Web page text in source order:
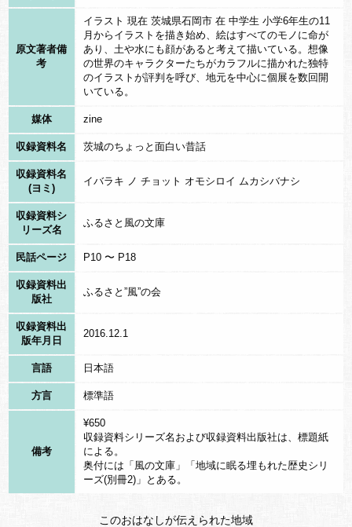
望」の登場です。
太公望は周の武王を補佐していた軍師で、妲己を妖怪と見破っ
た太公望が「照魔鏡」をかざすと妲己は九尾の狐の姿を現し、雷
雲が天をかけめぐり、飛び去ろうとしました。逃さじとばかり、
太公望が投げた宝剣が体に当たり、九尾狐の体は三つに割れて死
んだといいます。
（その二）華陽（かよう）（インド）
しかしこれで、この妖怪は滅びていなかったのです。次は天竺
（インド）に登場します。中国の九尾の狐が滅んだ700年後のこ
とです。
インドの耶竭陀（まがだ）国に華陽という絶世の美女にこの妖
怪は変身して登場しました。ここでも九尾の狐が変身した華陽と
いう美女に魅せられた王子は九尾の狐に操られて100人もの人民
を惨殺してしまいました。これを救ったのが名医の耆婆（きば）
です。正体を見破り霊験あらたかな杖を使って華陽の体を打つ
と、九尾の狐は正体をあらわして北の空へ飛んで逃げていきまし
た。
（その三）褒似（ほうじ）（中国）
次は再び中国です。周の武王が国を治めて12代目の幽王の婦
人となった「褒似（ほうじ）」がこの九尾の狐といわれていま
す。この褒似は美人だがなかなか笑わない。しかしそれまでに一
度だけ笑ったことがありました。それは敵が侵入してきた時に合
原文著者備
考
イラスト 現在 茨城県石岡市 在 中学生 小学6年生の11
月からイラストを描き始め、絵はすべてのモノに命が
あり、土や水にも顔があると考えて描いている。想像
の世界のキャラクターたちがカラフルに描かれた独特
のイラストが評判を呼び、地元を中心に個展を数回開
いている。
媒体 zine
収録資料名 茨城のちょっと面白い昔話
収録資料名
(ヨミ)
イバラキ ノ チョット オモシロイ ムカシバナシ
収録資料シ
リーズ名
ふるさと風の文庫
民話ページ P10 〜 P18
収録資料出
版社
ふるさと”風”の会
収録資料出
版年月日
2016.12.1
言語 日本語
方言 標準語
備考
¥650
収録資料シリーズ名および収録資料出版社は、標題紙
による。
奥付には「風の文庫」「地域に眠る埋もれた歴史シリ
ーズ(別冊2)」とある。
このおはなしが伝えられた地域